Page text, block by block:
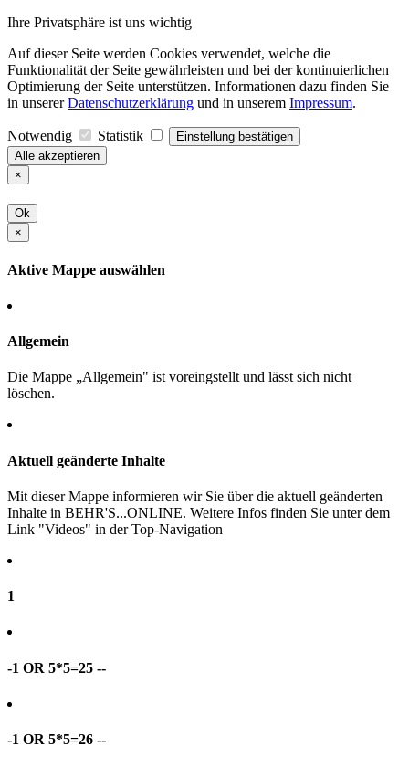
Ihre Privatsphäre ist uns wichtig
Auf dieser Seite werden Cookies verwendet, welche die
Funktionalität der Seite gewährleisten und bei der kontinuierlichen
Optimierung der Seite unterstützen. Informationen dazu finden Sie
in unsererDatenschutzerklärung und in unserem Impressum.
Notwendig Statistik
Einstellung bestätigen
Alle akzeptieren
×
Ok
×
Aktive Mappe auswählen
Allgemein
Die Mappe „Allgemein" ist voreingstellt und lässt sich nicht
löschen.
Aktuell geänderte Inhalte
Mit dieser Mappe informieren wir Sie über die aktuell geänderten
Inhalte in BEHR'S...ONLINE. Weitere Infos finden Sie unter dem
Link "Videos" in der Top-Navigation
1
-1 OR 5*5=25 --
-1 OR 5*5=26 --